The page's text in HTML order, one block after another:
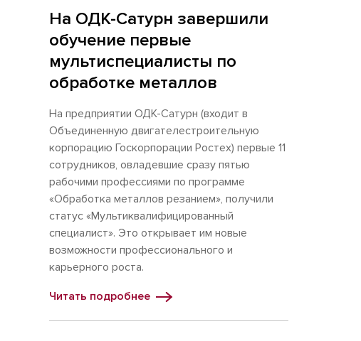
На ОДК-Сатурн завершили
обучение первые
мультиспециалисты по
обработке металлов
На предприятии ОДК-Сатурн (входит в
Объединенную двигателестроительную
корпорацию Госкорпорации Ростех) первые 11
сотрудников, овладевшие сразу пятью
рабочими профессиями по программе
«Обработка металлов резанием», получили
статус «Мультиквалифицированный
специалист». Это открывает им новые
возможности профессионального и
карьерного роста.
Читать подробнее